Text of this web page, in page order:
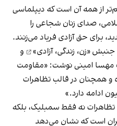
از همه آن است که دیپلماسی
صدای زنان شجاعی را
برای حق آزادی فریاد می‌زنند.
جنبش «زن، زندگی، آزادی»
و
مهسا امینی نوشت: «مقاومت
همچنان در قالب تظاهرات
ادامه دارد.»
تظاهرات نه فقط سمبلیک، بلکه
است که نشان می‌دهد